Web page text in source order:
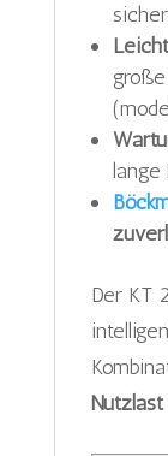
lange
Der KT